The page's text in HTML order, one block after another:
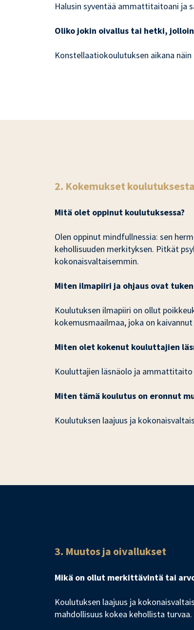
Halusin syventää ammattitaitoani ja
Oliko jokin oivallus tai hetki,
Konstellaatiokoulutuksen aikana
2. Kokemukset koulutuksesta
Mitä olet oppinut koulutuksessa?
Olen oppinut mindfullnessia: sen
kehollisuuden merkityksen. Pitkät
kokonaisvaltaisemmin.
Miten ilmapiiri ja ohjaus ovat
Koulutuksen ilmapiiri on ollut
kokemusmaailmaa, joka on
Miten olet kokenut kouluttajien
Kouluttajien läsnäolo ja
Miten tämä koulutus on eronnut
Koulutuksen laajuus ja
3. Muutos ja oivallukset
Mikä on ollut merkittävintä tai
Koulutuksen laajuus ja
mahdollisuus kokea kehollista